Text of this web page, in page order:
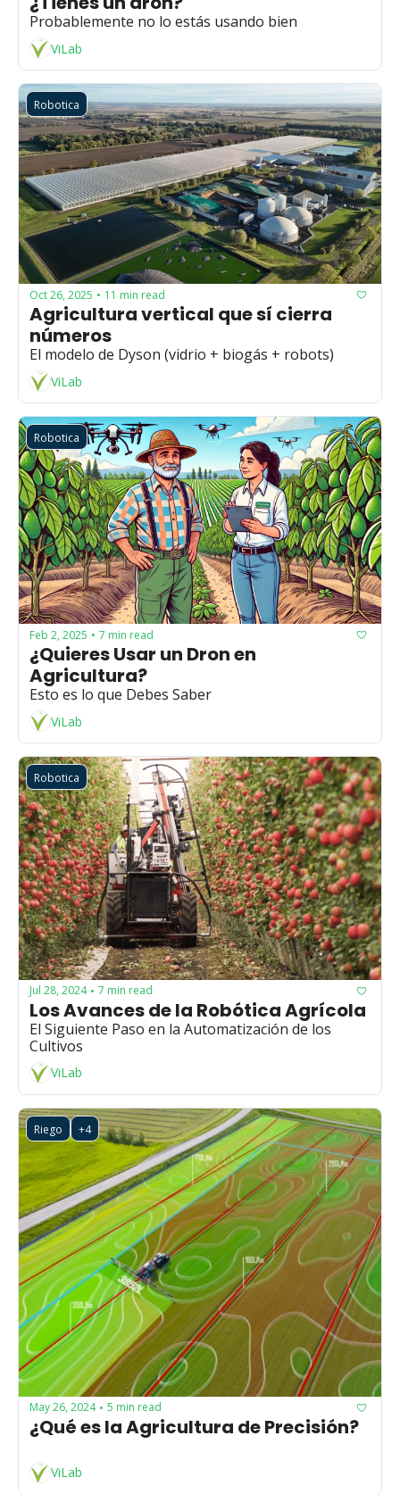
Probablemente no lo estás usando bien
ViLab
Robotica
Oct 26, 2025 • 11 min read
Agricultura vertical que sí cierra
números
El modelo de Dyson (vidrio + biogás + robots)
ViLab
Robotica
Feb 2, 2025 • 7 min read
¿Quieres Usar un Dron en
Agricultura?
Esto es lo que Debes Saber
ViLab
Robotica
Jul 28, 2024 • 7 min read
Los Avances de la Robótica Agrícola
El Siguiente Paso en la Automatización de los
Cultivos
ViLab
Riego +4
May 26, 2024 • 5 min read
¿Qué es la Agricultura de Precisión?
ViLab